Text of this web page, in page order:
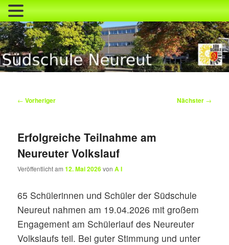
Zum
primären
Inhalt
springen
Beitragsnavigation
← Vorheriger Nächster →
Erfolgreiche Teilnahme am
Neureuter Volkslauf
Veröffentlicht am12. Mai 2026vonA I
65 Schülerinnen und Schüler der Südschule
Neureut nahmen am 19.04.2026 mit großem
Engagement am Schülerlauf des Neureuter
Volkslaufs teil. Bei guter Stimmung und unter